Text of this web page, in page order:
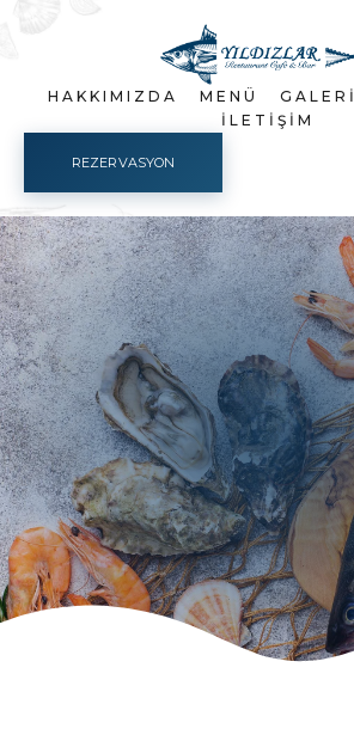
HAKKIMIZDA MENÜ GALERI
İLETIŞIM
REZERVASYON